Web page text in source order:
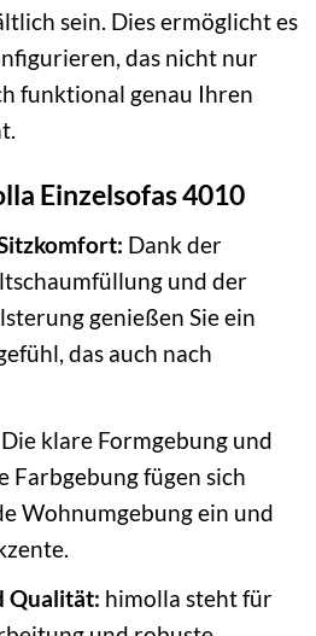
sein. Dies ermöglicht es
das nicht nur
funktional genau Ihren
Einzelsofas 4010
Dank der
und der
genießen Sie ein
das auch nach
Die klare Formgebung und
Farbgebung fügen sich
Wohnumgebung ein und
Qualität: himolla steht für